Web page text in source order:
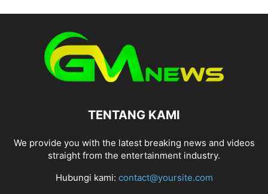
TENTANG KAMI
We provide you with the latest breaking news and videos
straight from the entertainment industry.
Hubungi kami: contact@yoursite.com